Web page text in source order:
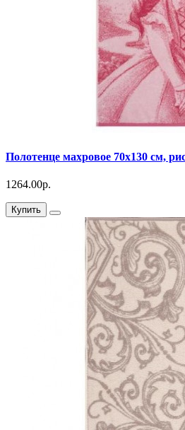
Полотенце махровое 70х130 см,
1264.00р.
Купить